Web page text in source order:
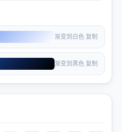
渐变到白色 复制
渐变到黑色 复制